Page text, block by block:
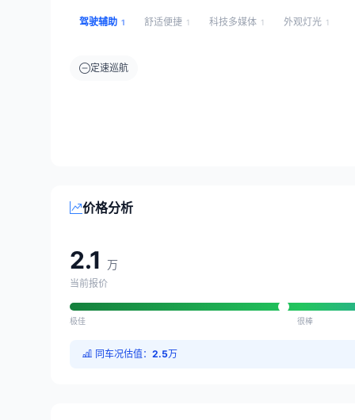
驾驶辅助 1 舒适便捷 1 科技多媒体 1 外观灯光 1
定速巡航
价格分析
2.1 万
当前报价
极佳 很棒
同车况估值： 2.5万